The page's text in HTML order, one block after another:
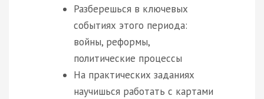
Разберешься в ключевых
событиях этого периода:
войны, реформы,
политические процессы
На практических заданиях
научишься работать с картами